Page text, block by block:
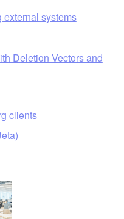
systems
Deletion Vectors and
clients